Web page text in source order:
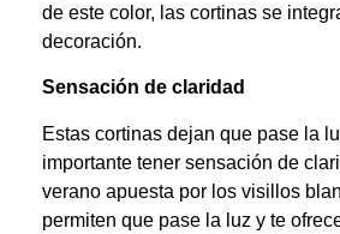
de este color, las cortinas se
decoración.
Sensación de claridad
Estas cortinas dejan que pase la
importante tener sensación de
verano apuesta por los visillos
permiten que pase la luz y te